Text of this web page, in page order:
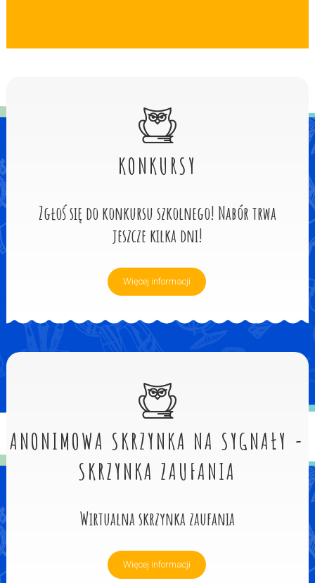
KONKURSY
Zgłoś się do konkursu szkolnego! Nabór trwa
jeszcze kilka dni!
Więcej informacji
ANONIMOWA SKRZYNKA NA SYGNAŁY -
SKRZYNKA ZAUFANIA
Wirtualna skrzynka zaufania
Więcej informacji